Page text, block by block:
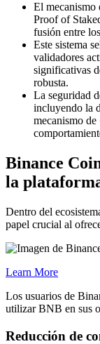
El mecanismo
Proof of
fusión entre
Este sistema
validadores
significativas
robusta.
La seguridad
incluyendo la
mecanismo
Binance
la
Dentro del
papel crucial al
Learn More
Los usuarios de
utilizar BNB en sus
Reducción de